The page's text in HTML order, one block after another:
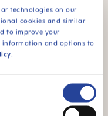
technologies on our
cookies and similar
to improve your
information and options to
.
sobressalentes Easy
290 ml – Válvula
ADICIONAR AO CARRINHO